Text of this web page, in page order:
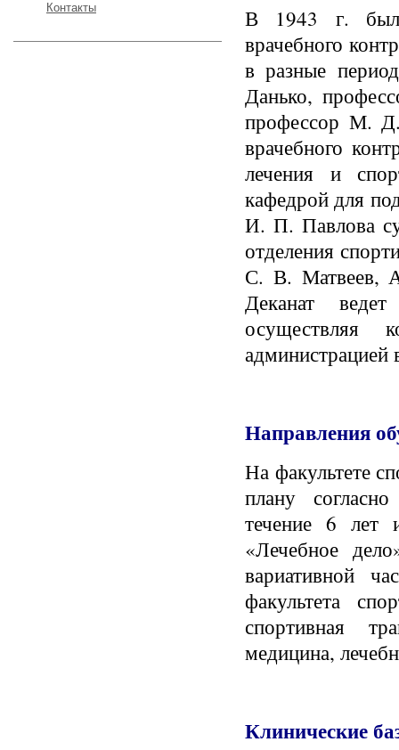
В 1943 г. была
врачебного
в разные
Данько,
профессор М.
врачебного
лечения и
кафедрой для
И. П. Павлова
отделения
С. В. Матвеев,
Деканат
осуществляя
администрацией
Направления
На факультете
плану
течение 6 лет
«Лечебное
вариативной
факультета
спортивная
медицина,
Клинические
Контакты